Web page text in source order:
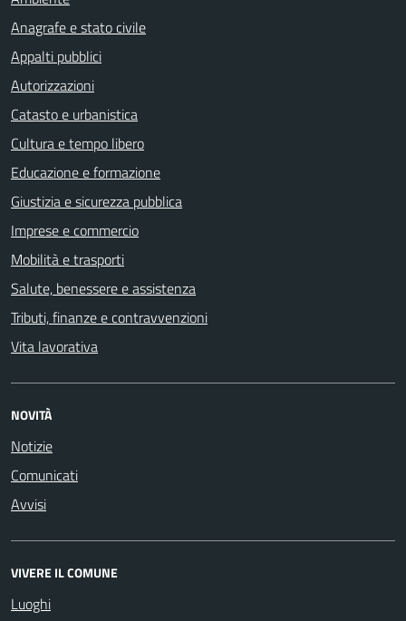
Anagrafe e stato civile
Appalti pubblici
Autorizzazioni
Catasto e urbanistica
Cultura e tempo libero
Educazione e formazione
Giustizia e sicurezza pubblica
Imprese e commercio
Mobilità e trasporti
Salute, benessere e assistenza
Tributi, finanze e contravvenzioni
Vita lavorativa
NOVITÀ
Notizie
Comunicati
Avvisi
VIVERE IL COMUNE
Luoghi